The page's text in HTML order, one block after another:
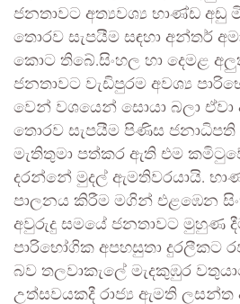
ජනතාවට අත්‍යවශ්‍ය භාණ්ඩ
තොරව සැපයීම සඳහා අන්තර්
කොට තිබේ.සිංහල හා දෙමළ
ජනතාවට වැඩිපුරම අවශ්‍ය
වෙන් වශයෙන් සොයා බලා
තොරව සැපයීම පිණිස ජනාධිපති
මැතිතුමා පත්කර ඇති එම
දරන්නේ මුදල් ඇමතිවරයායි.
පාලනය කිරීම මගින් එළඹෙන
අවුරුදු සමයේ ජනතාවට මුහුණ
පාරිභෝගික අපහසුතා දුරලීකට
බව තලවාකැලේ මැදකුඹුර
උත්සවයකදී රාජ්‍ය ඇමති